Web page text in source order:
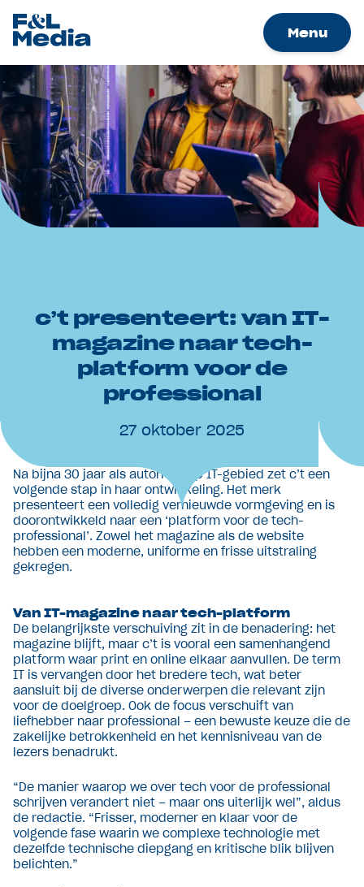
Menu
Merken
Nieuws
Samenwerkingen
Werken bij
Over Ons
Contact
c’t presenteert: van IT-
magazine naar tech-
platform voor de
professional
27 oktober 2025
Na bijna 30 jaar als autoriteit op IT-gebied zet c’t een
volgende stap in haar ontwikkeling. Het merk
presenteert een volledig vernieuwde vormgeving en is
doorontwikkeld naar een ‘platform voor de tech-
professional’. Zowel het magazine als de website
hebben een moderne, uniforme en frisse uitstraling
gekregen.
Van IT-magazine naar tech-platform
De belangrijkste verschuiving zit in de benadering: het
magazine blijft, maar c’t is vooral een samenhangend
platform waar print en online elkaar aanvullen. De term
IT is vervangen door het bredere tech, wat beter
aansluit bij de diverse onderwerpen die relevant zijn
voor de doelgroep. Ook de focus verschuift van
liefhebber naar professional – een bewuste keuze die de
zakelijke betrokkenheid en het kennisniveau van de
lezers benadrukt.
“De manier waarop we over tech voor de professional
schrijven verandert niet – maar ons uiterlijk wel”, aldus
de redactie. “Frisser, moderner en klaar voor de
volgende fase waarin we complexe technologie met
dezelfde technische diepgang en kritische blik blijven
belichten.”